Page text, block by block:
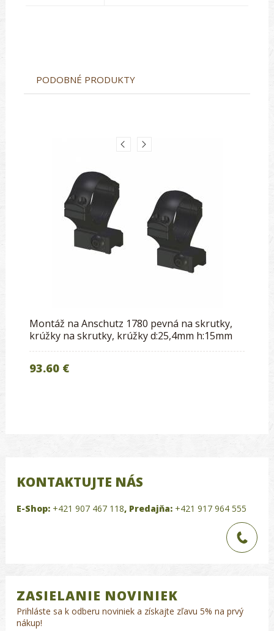
PODOBNÉ PRODUKTY
Montáž na Anschutz 1780 pevná na skrutky,
krúžky na skrutky, krúžky d:25,4mm h:15mm
93.60 €
KONTAKTUJTE NÁS
E-Shop: +421 907 467 118, Predajňa: +421 917 964 555
ZASIELANIE NOVINIEK
Prihláste sa k odberu noviniek a získajte zľavu 5% na prvý
nákup!